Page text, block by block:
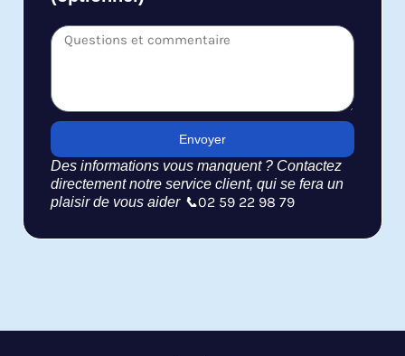
Envoyer
Des informations vous manquent ? Contactez
directement notre service client, qui se fera un
plaisir de vous aider 📞02 59 22 98 79